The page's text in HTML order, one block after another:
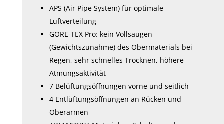
APS (Air Pipe System) für optimale
Luftverteilung
GORE-TEX Pro: kein Vollsaugen
(Gewichtszunahme) des Obermaterials bei
Regen, sehr schnelles Trocknen, höhere
Atmungsaktivität
7 Belüftungsöffnungen vorne und seitlich
4 Entlüftungsöffnungen an Rücken und
Oberarmen